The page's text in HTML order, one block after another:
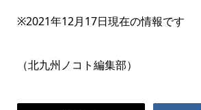
※2021年12月17日現在の情報です
（北九州ノコト編集部）